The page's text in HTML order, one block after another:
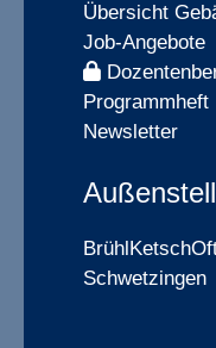
Übersicht
Job-Angebote
Programmheft
Newsletter
BrühlKetsch
Schwetzingen